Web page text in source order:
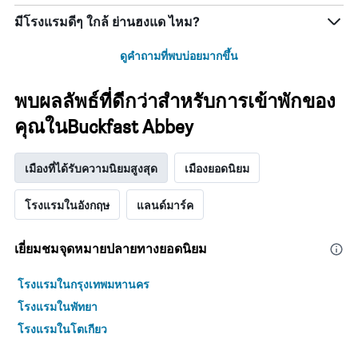
มีโรงแรมดีๆ ใกล้ ย่านฮงแด ไหม?
ดูคำถามที่พบบ่อยมากขึ้น
พบผลลัพธ์ที่ดีกว่าสำหรับการเข้าพักของ
คุณในBuckfast Abbey
เมืองที่ได้รับความนิยมสูงสุด เมืองยอดนิยม
โรงแรมในอังกฤษ แลนด์มาร์ค
เยี่ยมชมจุดหมายปลายทางยอดนิยม
โรงแรมในกรุงเทพมหานคร
โรงแรมในพัทยา
โรงแรมในโตเกียว